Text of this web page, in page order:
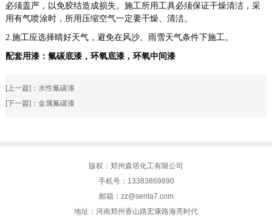
必须盖严，以免胶结造成损失。施工所用工具必须保证干燥清洁，采
用有气喷涂时，所用压缩空气一定要干燥、清洁。
2.施工应选择晴好天气，避免在风沙、雨雪天气条件下施工。
配套用漆： 氟碳底漆， 环氧底漆，环氧中间漆
[上一篇]： 水性氟碳漆
[下一篇]： 金属氟碳漆
版权：郑州森塔化工有限公司
手机号：13383869890
邮箱：zz@senta7.com
地址：河南郑州香山路宏康路海亮时代